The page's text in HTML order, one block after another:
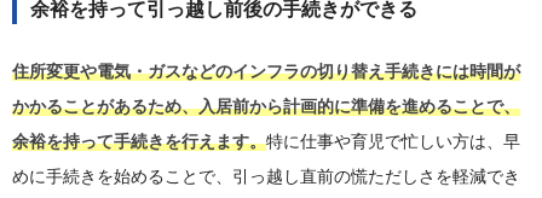
余裕を持って引っ越し前後の手続きができる
住所変更や電気・ガスなどのインフラの切り替え手続きには時間が
かかることがあるため、入居前から計画的に準備を進めることで、
余裕を持って手続きを行えます。特に仕事や育児で忙しい方は、早
めに手続きを始めることで、引っ越し直前の慌ただしさを軽減でき